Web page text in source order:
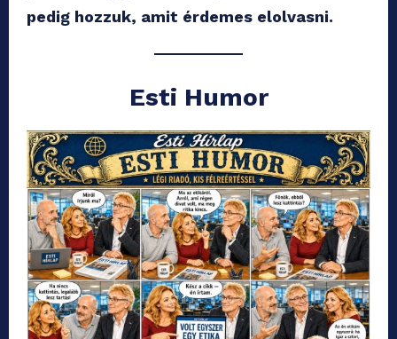
pedig hozzuk, amit érdemes elolvasni.
Esti Humor